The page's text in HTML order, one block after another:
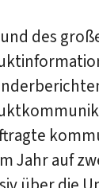
des
Jahr auf